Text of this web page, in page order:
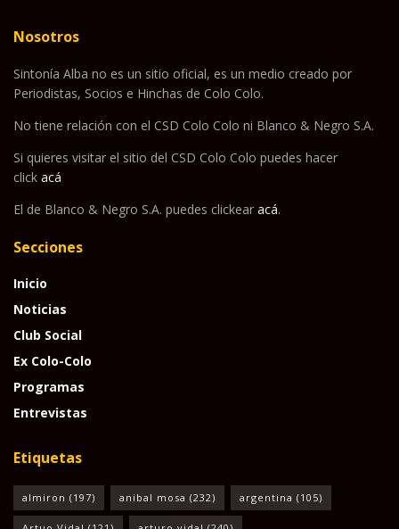
Nosotros
Sintonía Alba no es un sitio oficial, es un medio creado por
Periodistas, Socios e Hinchas de Colo Colo.
No tiene relación con el CSD Colo Colo ni Blanco & Negro S.A.
Si quieres visitar el sitio del CSD Colo Colo puedes hacer
click acá
El de Blanco & Negro S.A. puedes clickear acá.
Secciones
Inicio
Noticias
Club Social
Ex Colo-Colo
Programas
Entrevistas
Etiquetas
almiron (197) anibal mosa (232) argentina (105)